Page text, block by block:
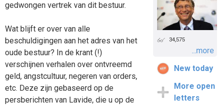
gedwongen vertrek van dit bestuur.
Wat blijft er over van alle
beschuldigingen aan het adres van het
oude bestuur? In de krant (!)
verschijnen verhalen over ontvreemd
geld, angstcultuur, negeren van orders,
etc. Deze zijn gebaseerd op de
persberichten van Lavide, die u op de
34,575
...more
New today
More open
letters